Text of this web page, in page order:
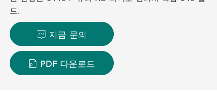
드.
 지금 문의
 PDF 다운로드